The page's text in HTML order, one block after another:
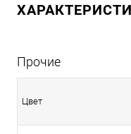
Прочие
Цвет